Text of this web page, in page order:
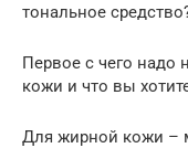
тональное
Первое с чего надо
кожи и что вы
Для жирной кожи –